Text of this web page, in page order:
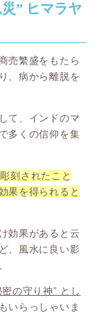
” ヒマラヤ
売繁盛をもたら
、病から離脱を
て、インドのマ
多くの信仰を集
刻されたこと
果を得られると
効果があると云
、風水に良い影
の守り神” とし
いらっしゃいま